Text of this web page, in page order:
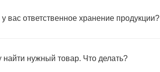
у вас ответственное хранение продукции?
найти нужный товар. Что делать?